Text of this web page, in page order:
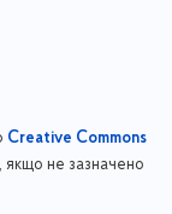
Creative Commons
, якщо не зазначено